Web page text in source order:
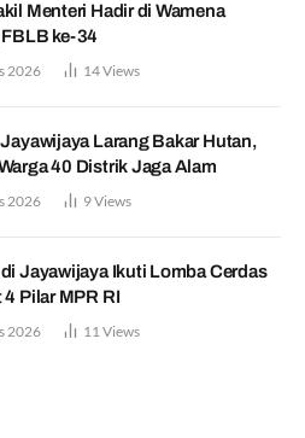
Menteri Hadir di Wamena
ke-34
2026 14Views
Larang Bakar Hutan,
40 Distrik Jaga Alam
2026 9Views
Jayawijaya Ikuti Lomba Cerdas
4 Pilar MPR RI
2026 11Views